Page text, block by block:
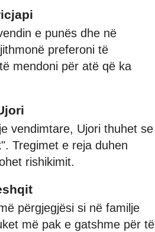
e punës dhe në
preferoni të
mendoni për atë që ka
vendimtare, Ujori thuhet se
Tregimet e reja duhen
rishikimit.
përgjegjësi si në familje
më pak e gatshme për të